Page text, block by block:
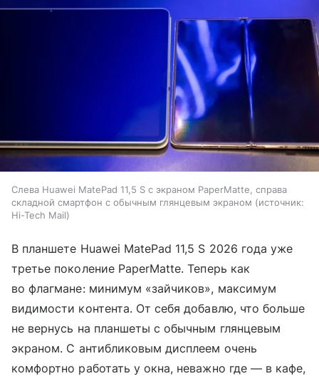
Слева Huawei MatePad 11,5 S с экраном PaperMatte, справа
складной смартфон с обычным глянцевым экраном
источник:
Hi-Tech Mail
В планшете Huawei MatePad 11,5 S 2026 года уже
третье поколение PaperMatte. Теперь как
во флагмане: минимум «зайчиков», максимум
видимости контента. От себя добавлю, что больше
не вернусь на планшеты с обычным глянцевым
экраном. С антибликовым дисплеем очень
комфортно работать у окна, неважно где — в кафе,